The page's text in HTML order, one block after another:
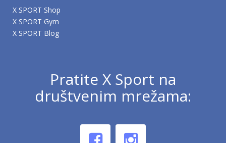
X SPORT Shop
X SPORT Gym
X SPORT Blog
Pratite X Sport na
društvenim mrežama: